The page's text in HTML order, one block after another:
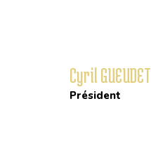
Cyril GUEUDET
Président